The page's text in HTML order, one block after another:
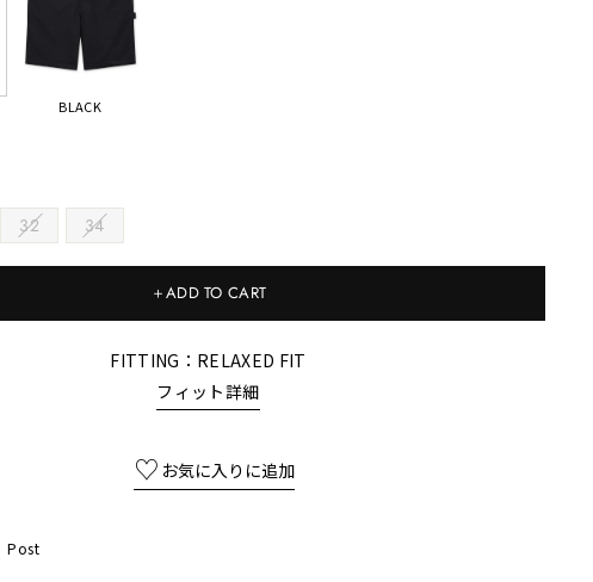
BLACK
32 34
＋ADD TO CART
FITTING：RELAXED FIT
フィット詳細
Post